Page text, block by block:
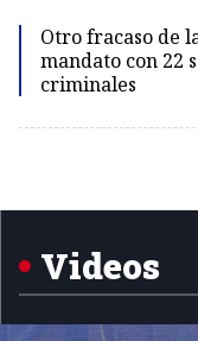
Otro fracaso de
mandato con 22
criminales
5
Videos